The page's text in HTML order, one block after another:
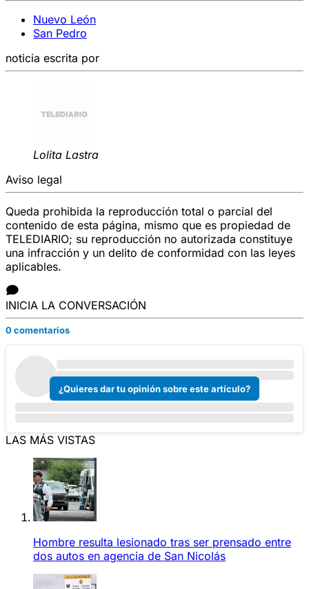
Nuevo León
San Pedro
noticia escrita por
Lolita Lastra
Aviso legal
Queda prohibida la reproducción total o parcial del
contenido de esta página, mismo que es propiedad de
TELEDIARIO; su reproducción no autorizada constituye
una infracción y un delito de conformidad con las leyes
aplicables.
INICIA LA CONVERSACIÓN
0 comentarios
¿Quieres dar tu opinión sobre este artículo?
LAS MÁS VISTAS
Hombre resulta lesionado tras ser prensado entre
dos autos en agencia de San Nicolás